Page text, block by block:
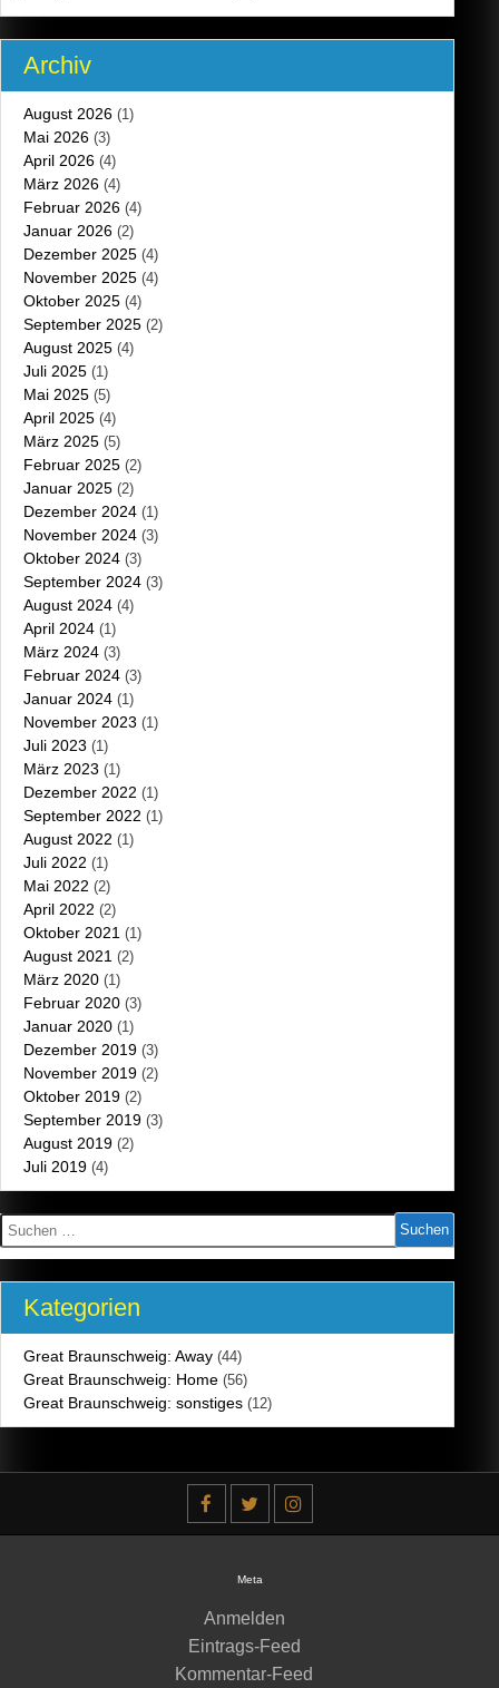
Archiv
August 2026 (1)
Mai 2026 (3)
April 2026 (4)
März 2026 (4)
Februar 2026 (4)
Januar 2026 (2)
Dezember 2025 (4)
November 2025 (4)
Oktober 2025 (4)
September 2025 (2)
August 2025 (4)
Juli 2025 (1)
Mai 2025 (5)
April 2025 (4)
März 2025 (5)
Februar 2025 (2)
Januar 2025 (2)
Dezember 2024 (1)
November 2024 (3)
Oktober 2024 (3)
September 2024 (3)
August 2024 (4)
April 2024 (1)
März 2024 (3)
Februar 2024 (3)
Januar 2024 (1)
November 2023 (1)
Juli 2023 (1)
März 2023 (1)
Dezember 2022 (1)
September 2022 (1)
August 2022 (1)
Juli 2022 (1)
Mai 2022 (2)
April 2022 (2)
Oktober 2021 (1)
August 2021 (2)
März 2020 (1)
Februar 2020 (3)
Januar 2020 (1)
Dezember 2019 (3)
November 2019 (2)
Oktober 2019 (2)
September 2019 (3)
August 2019 (2)
Juli 2019 (4)
Suchen
nach:
Kategorien
Great Braunschweig: Away (44)
Great Braunschweig: Home (56)
Great Braunschweig: sonstiges (12)
Meta
Anmelden
Eintrags-Feed
Kommentar-Feed